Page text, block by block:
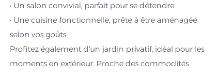
• Un salon convivial, parfait pour se détendre
• Une cuisine fonctionnelle, prête à être aménagée
selon vos goûts
Profitez également d’un jardin privatif, idéal pour les
moments en extérieur. Proche des commodités